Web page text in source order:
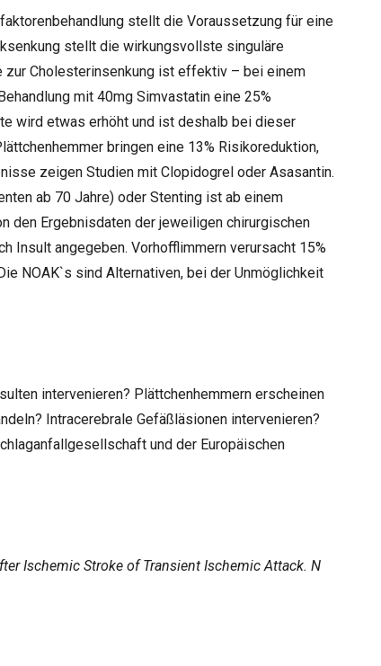
stellt die Voraussetzung für eine
stellt die wirkungsvollste singuläre
Cholesterinsenkung ist effektiv – bei einem
mit 40mg Simvastatin eine 25%
wird etwas erhöht und ist deshalb bei dieser
bringen eine 13% Risikoreduktion,
zeigen Studien mit Clopidogrel oder Asasantin.
ab 70 Jahre) oder Stenting ist ab einem
den Ergebnisdaten der jeweiligen chirurgischen
Insult angegeben. Vorhofflimmern verursacht 15%
NOAK`s sind Alternativen, bei der Unmöglichkeit
intervenieren? Plättchenhemmern erscheinen
Intracerebrale Gefäßläsionen intervenieren?
und der Europäischen
Ischemic Stroke of Transient Ischemic Attack. N